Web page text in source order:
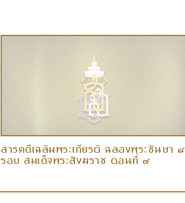
สารคดีเฉลิมพระเกียรติ ฉลองพระชันษา ๘
รอบ สมเด็จพระสังฆราช ตอนที่ ๙